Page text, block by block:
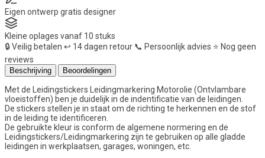
Eigen ontwerp gratis designer
Kleine oplages vanaf 10 stuks
🔒Veilig betalen ↩️ 14 dagen retour 📞 Persoonlijk advies ⭐ Nog geen
reviews
Beschrijving Beoordelingen
Met de Leidingstickers Leidingmarkering Motorolie (Ontvlambare
vloeistoffen) ben je duidelijk in de indentificatie van de leidingen.
De stickers stellen je in staat om de richting te herkennen en de stof
in de leiding te identificeren.
De gebruikte kleur is conform de algemene normering en de
Leidingstickers/Leidingmarkering zijn te gebruiken op alle gladde
leidingen in werkplaatsen, garages, woningen, etc.